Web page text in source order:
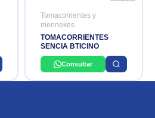
Tomacorrientes y
mennekes
TOMACORRIENTES
SENCIA BTICINO
Consultar